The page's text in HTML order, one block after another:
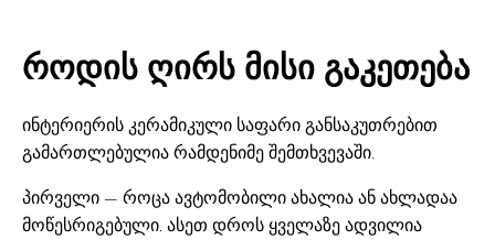
როდის ღირს მისი გაკეთება
ინტერიერის კერამიკული საფარი განსაკუთრებით
გამართლებულია რამდენიმე შემთხვევაში.
პირველი — როცა ავტომობილი ახალია ან ახლადაა
მოწესრიგებული. ასეთ დროს ყველაზე ადვილია